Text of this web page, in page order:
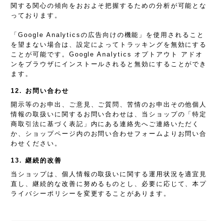
関する関心の傾向をおおよそ把握するための分析が可能とな
っております。
「Google Analyticsの広告向けの機能」を使用されること
を望まない場合は、設定によってトラッキングを無効にする
ことが可能です。Google Analytics オプトアウト アドオ
ンをブラウザにインストールされると無効にすることができ
ます。
12. お問い合わせ
開示等のお申出、ご意見、ご質問、苦情のお申出その他個人
情報の取扱いに関するお問い合わせは、当ショップの「特定
商取引法に基づく表記」内にある連絡先へご連絡いただく
か、ショップページ内のお問い合わせフォームよりお問い合
わせください。
13. 継続的改善
当ショップは、個人情報の取扱いに関する運用状況を適宜見
直し、継続的な改善に努めるものとし、必要に応じて、本プ
ライバシーポリシーを変更することがあります。